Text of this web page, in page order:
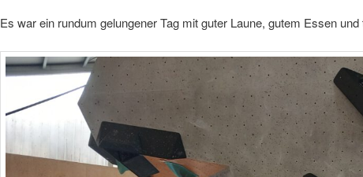
Es war ein rundum gelungener Tag mit guter Laune, gutem Essen